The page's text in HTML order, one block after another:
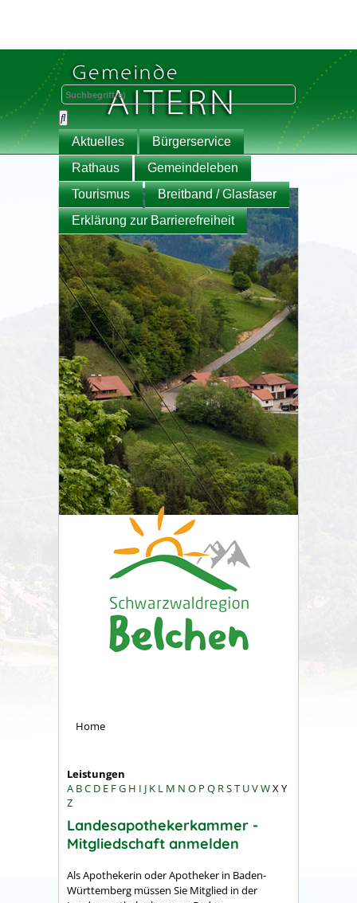
Aktuelles
Bürgerservice
Rathaus
Gemeindeleben
Tourismus
Breitband / Glasfaser
Erklärung zur Barrierefreiheit
Home
Leistungen
A BC D E FG H I J K L M N O P Q RST UVWXY
Z
Landesapothekerkammer -
Mitgliedschaft anmelden
Als Apothekerin oder Apotheker in Baden-
Württemberg müssen Sie Mitglied in der